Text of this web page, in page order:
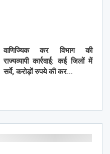
वाणिज्यिक कर विभाग की
राज्यव्यापी कार्रवाई: कई जिलों में
सर्वे, करोड़ों रुपये की कर…